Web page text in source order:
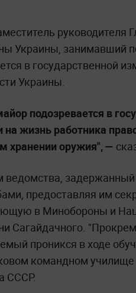
руководителя
Украины, занимавший
в государственной
Украины.
подозревается в
на жизнь работника
хранении оружия", —
задержанный
предоставляя им
в Минобороны и
Сагайдачного.
проникся в ходе
командном
СССР.